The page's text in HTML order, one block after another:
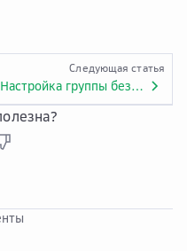
Следующая статья
Настройка группы безопасности SMS